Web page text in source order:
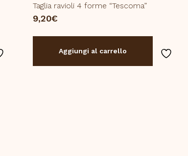
Taglia ravioli 4 forme “Tescoma”
9,20€
Aggiungi al carrello